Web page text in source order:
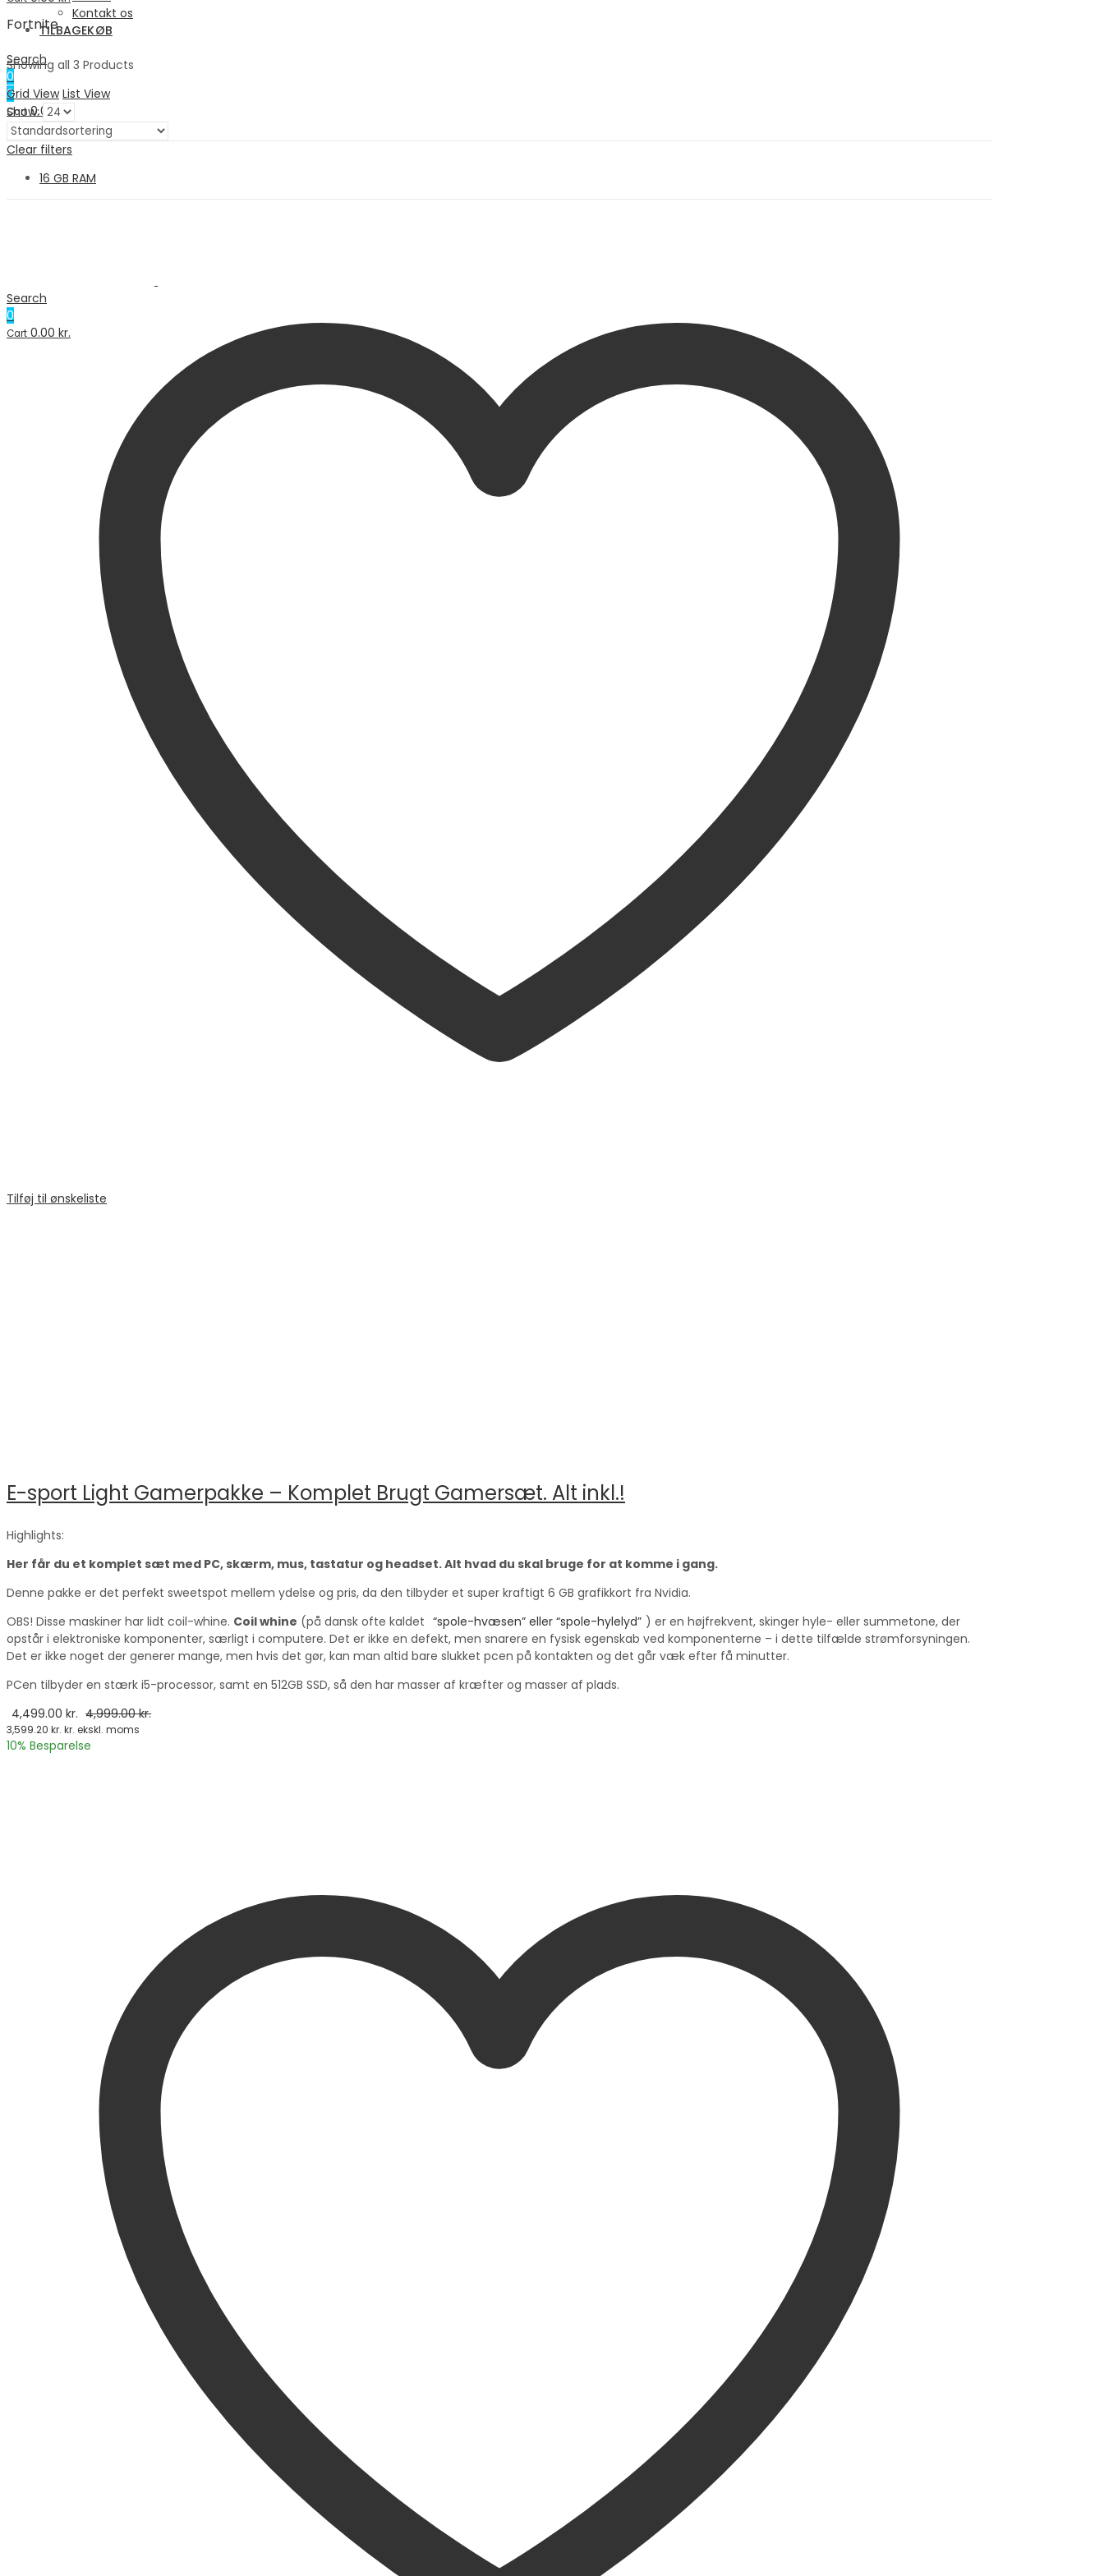
Kontakt os
TILBAGEKØB
Search
0
0
Cart 0.00kr.
Menu
Search
0
Cart 0.00 kr.
Fortnite
Showing all 3 Products
Grid View List View
Show:
Clear filters
16 GB RAM
Tilføj til ønskeliste
E-sport Light Gamerpakke – Komplet Brugt Gamersæt. Alt inkl.!
Highlights:
Her får du et komplet sæt med PC, skærm, mus, tastatur og headset. Alt hvad du skal bruge for at komme i gang.
Denne pakke er det perfekt sweetspot mellem ydelse og pris, da den tilbyder et super kraftigt 6 GB grafikkort fra Nvidia.
OBS! Disse maskiner har lidt coil-whine. Coil whine (på dansk ofte kaldet “spole-hvæsen” eller “spole-hylelyd” ) er en højfrekvent, skinger hyle- eller summetone, der
opstår i elektroniske komponenter, særligt i computere. Det er ikke en defekt, men snarere en fysisk egenskab ved komponenterne – i dette tilfælde strømforsyningen.
Det er ikke noget der generer mange, men hvis det gør, kan man altid bare slukket pcen på kontakten og det går væk efter få minutter.
PCen tilbyder en stærk i5-processor, samt en 512GB SSD, så den har masser af kræfter og masser af plads.
4,499.00 kr. 4,999.00kr.
3,599.20 kr. kr. ekskl. moms
10% Besparelse